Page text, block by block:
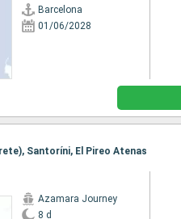
Barcelona
01/06/2028
Santoríni, El Pireo Atenas
Azamara Journey
8 d